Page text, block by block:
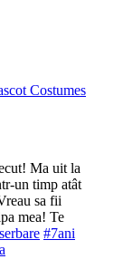
Ma uit la
un timp atât
sa fii
mea! Te
#7ani